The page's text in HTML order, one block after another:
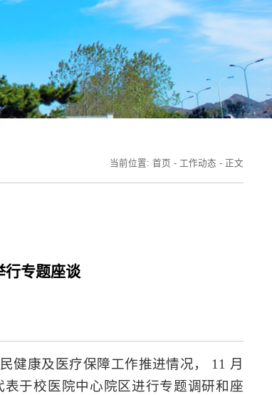
当前位置: 首页 - 工作动态 - 正文
专题座谈
健康及医疗保障工作推进情况， 11 月
于校医院中心院区进行专题调研和座